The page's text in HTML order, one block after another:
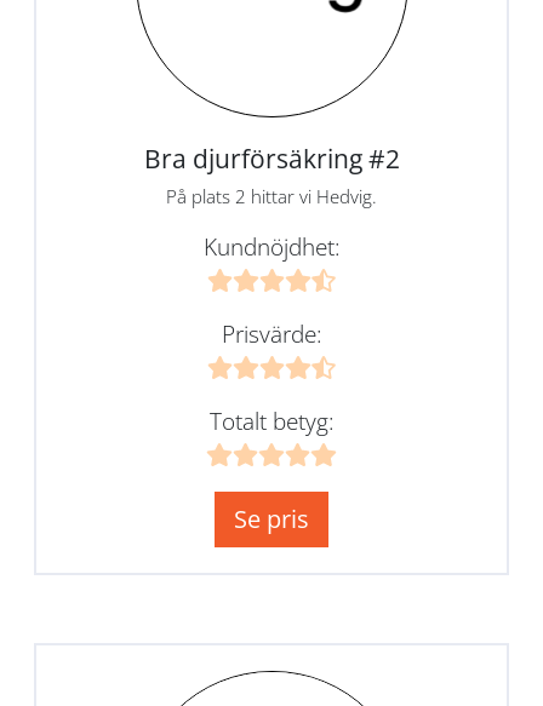
Bra djurförsäkring #2
På plats 2 hittar vi Hedvig.
Kundnöjdhet:
Prisvärde:
Totalt betyg:
Se pris